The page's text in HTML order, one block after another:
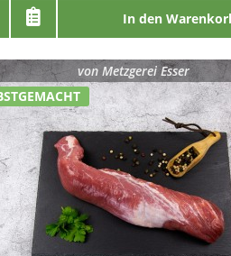
In den
von Metzgerei Esser